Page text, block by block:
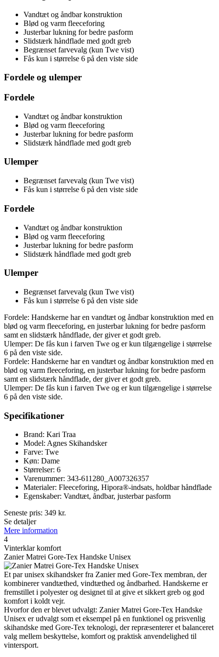
Vandtæt og åndbar konstruktion
Blød og varm fleeceforing
Justerbar lukning for bedre pasform
Slidstærk håndflade med godt greb
Begrænset farvevalg (kun Twe vist)
Fås kun i størrelse 6 på den viste side
Fordele og ulemper
Fordele
Vandtæt og åndbar konstruktion
Blød og varm fleeceforing
Justerbar lukning for bedre pasform
Slidstærk håndflade med godt greb
Ulemper
Begrænset farvevalg (kun Twe vist)
Fås kun i størrelse 6 på den viste side
Fordele
Vandtæt og åndbar konstruktion
Blød og varm fleeceforing
Justerbar lukning for bedre pasform
Slidstærk håndflade med godt greb
Ulemper
Begrænset farvevalg (kun Twe vist)
Fås kun i størrelse 6 på den viste side
Fordele: Handskerne har en vandtæt og åndbar konstruktion med en
blød og varm fleeceforing, en justerbar lukning for bedre pasform
samt en slidstærk håndflade, der giver et godt greb.
Ulemper: De fås kun i farven Twe og er kun tilgængelige i størrelse
6 på den viste side.
Fordele: Handskerne har en vandtæt og åndbar konstruktion med en
blød og varm fleeceforing, en justerbar lukning for bedre pasform
samt en slidstærk håndflade, der giver et godt greb.
Ulemper: De fås kun i farven Twe og er kun tilgængelige i størrelse
6 på den viste side.
Specifikationer
Brand: Kari Traa
Model: Agnes Skihandsker
Farve: Twe
Køn: Dame
Størrelser: 6
Varenummer: 343-611280_A007326357
Materialer: Fleeceforing, Hipora®-indsats, holdbar håndflade
Egenskaber: Vandtæt, åndbar, justerbar pasform
Seneste pris: 349 kr.
Se detaljer
Mere information
4
Vinterklar komfort
Zanier Matrei Gore-Tex Handske Unisex
Et par unisex skihandsker fra Zanier med Gore-Tex membran, der
kombinerer vandtæthed, vindtæthed og åndbarhed. Handskerne er
fremstillet i polyester og designet til at give et sikkert greb og god
komfort i koldt vejr.
Hvorfor den er blevet udvalgt: Zanier Matrei Gore-Tex Handske
Unisex er udvalgt som et eksempel på en funktionel og prisvenlig
skihandske med Gore-Tex teknologi, der repræsenterer et balanceret
valg mellem beskyttelse, komfort og praktisk anvendelighed til
vintersport.